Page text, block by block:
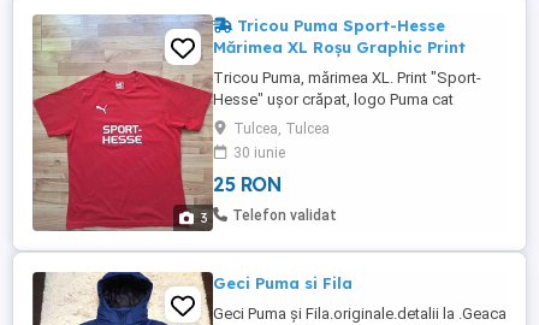
3
Tricou Puma Sport-Hesse
Mărimea XL Roșu Graphic Print
Tricou Puma, mărimea XL. Print "Sport-
Hesse" ușor crăpat, logo Puma cat
deasupra. 100% bumbac. Îi lipseste
eticheta de jos. Stare bună.
Tulcea, Tulcea
30 iunie
25 RON
Telefon validat
Geci Puma si Fila
Geci Puma și Fila.originale.detalii la .Geaca